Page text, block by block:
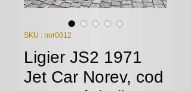
SKU : nor0012
Ligier JS2 1971
Jet Car Norev, cod